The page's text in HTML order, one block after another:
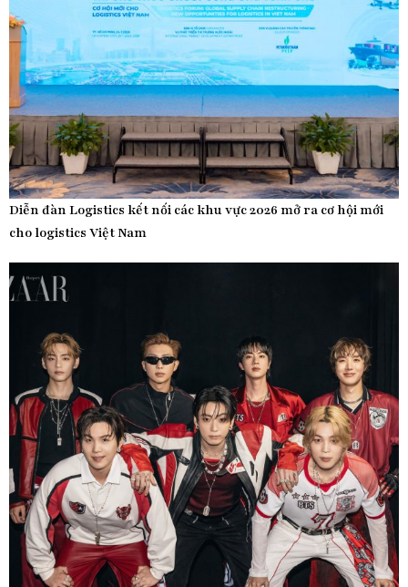
Diễn đàn Logistics kết nối các khu vực 2026 mở ra cơ hội mới
cho logistics Việt Nam